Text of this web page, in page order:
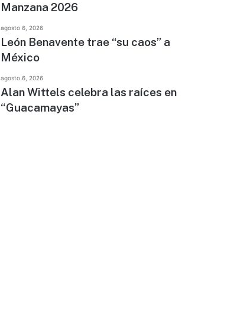
Manzana 2026
agosto 6, 2026
León Benavente trae “su caos” a
México
agosto 6, 2026
Alan Wittels celebra las raíces en
“Guacamayas”